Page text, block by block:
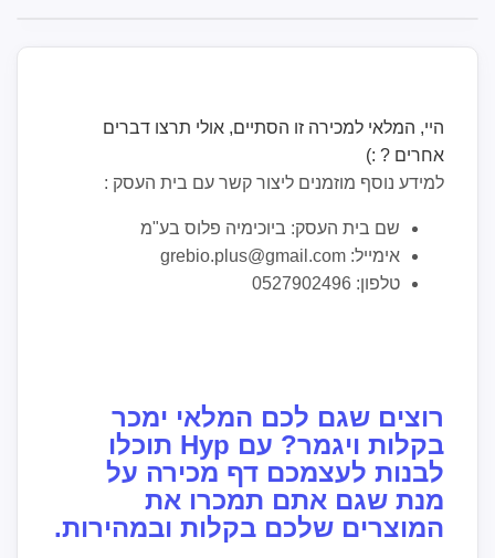
היי, המלאי למכירה זו הסתיים, אולי תרצו דברים
אחרים ? :)
למידע נוסף מוזמנים ליצור קשר עם בית העסק :
שם בית העסק: ביוכימיה פלוס בע"מ
אימייל: grebio.plus@gmail.com
טלפון: 0527902496
רוצים שגם לכם המלאי ימכר
בקלות ויגמר? עם Hyp תוכלו
לבנות לעצמכם דף מכירה על
מנת שגם אתם תמכרו את
המוצרים שלכם בקלות ובמהירות.